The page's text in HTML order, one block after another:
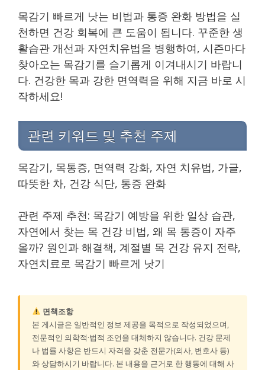
목감기 빠르게 낫는 비법과 통증 완화 방법을 실
천하면 건강 회복에 큰 도움이 됩니다. 꾸준한 생
활습관 개선과 자연치유법을 병행하여, 시즌마다
찾아오는 목감기를 슬기롭게 이겨내시기 바랍니
다. 건강한 목과 강한 면역력을 위해 지금 바로 시
작하세요!
관련 키워드 및 추천 주제
목감기, 목통증, 면역력 강화, 자연 치유법, 가글,
따뜻한 차, 건강 식단, 통증 완화
관련 주제 추천: 목감기 예방을 위한 일상 습관,
자연에서 찾는 목 건강 비법, 왜 목 통증이 자주
올까? 원인과 해결책, 계절별 목 건강 유지 전략,
자연치료로 목감기 빠르게 낫기
면책조항
본 게시글은 일반적인 정보 제공을 목적으로 작성되었으며,
전문적인 의학적·법적 조언을 대체하지 않습니다. 건강 문제
나 법률 사항은 반드시 자격을 갖춘 전문가(의사, 변호사 등)
와 상담하시기 바랍니다. 본 내용을 근거로 한 행동에 대해 사